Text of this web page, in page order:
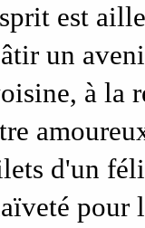
est
un
à la
d'un
pour